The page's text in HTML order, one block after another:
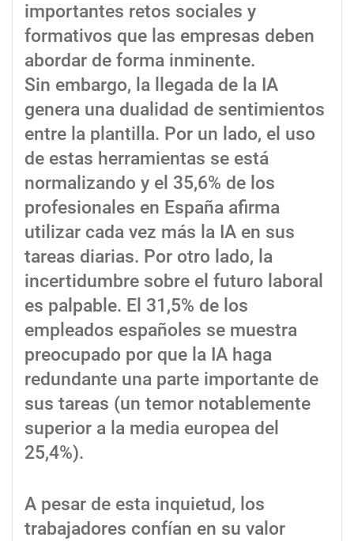
importantes retos sociales y
formativos que las empresas deben
abordar de forma inminente.
Sin embargo, la llegada de la IA
genera una dualidad de sentimientos
entre la plantilla. Por un lado, el uso
de estas herramientas se está
normalizando y el 35,6% de los
profesionales en España afirma
utilizar cada vez más la IA en sus
tareas diarias. Por otro lado, la
incertidumbre sobre el futuro laboral
es palpable. El 31,5% de los
empleados españoles se muestra
preocupado por que la IA haga
redundante una parte importante de
sus tareas (un temor notablemente
superior a la media europea del
25,4%).
A pesar de esta inquietud, los
trabajadores confían en su valor